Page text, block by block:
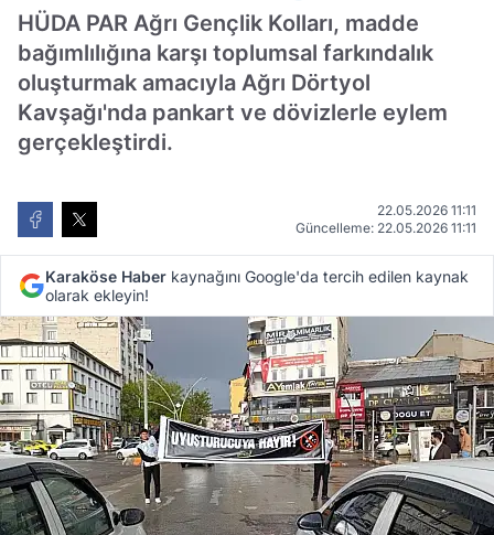
HÜDA PAR Ağrı Gençlik Kolları, madde
bağımlılığına karşı toplumsal farkındalık
oluşturmak amacıyla Ağrı Dörtyol
Kavşağı'nda pankart ve dövizlerle eylem
gerçekleştirdi.
22.05.2026 11:11
Güncelleme: 22.05.2026 11:11
Karaköse Haber kaynağını Google'da tercih edilen kaynak
olarak ekleyin!